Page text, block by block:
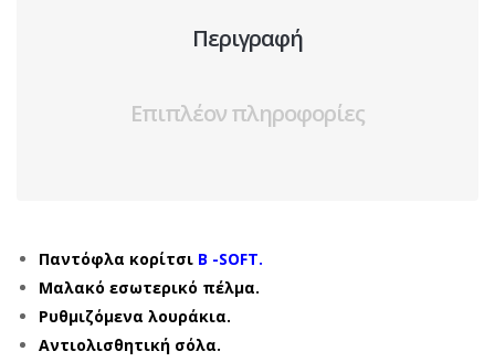
Περιγραφή
Επιπλέον πληροφορίες
Παντόφλα κορίτσι B -SOFT.
Μαλακό εσωτερικό πέλμα.
Ρυθμιζόμενα λουράκια.
Αντιολισθητική σόλα.